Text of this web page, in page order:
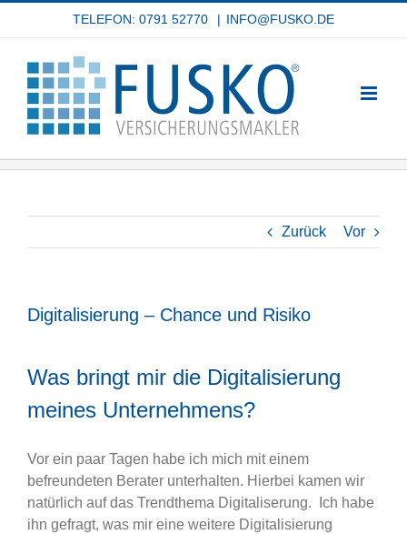
TELEFON: 0791 52770 | INFO@FUSKO.DE
Zurück Vor
Digitalisierung – Chance und Risiko
Was bringt mir die Digitalisierung
meines Unternehmens?
Vor ein paar Tagen habe ich mich mit einem
befreundeten Berater unterhalten. Hierbei kamen wir
natürlich auf das Trendthema Digitaliserung. Ich habe
ihn gefragt, was mir eine weitere Digitalisierung